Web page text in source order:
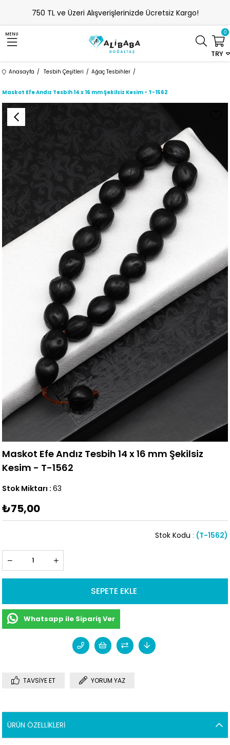
750 TL ve Üzeri Alışverişlerinizde Ücretsiz Kargo!
MENU
TRY
0
Anasayfa Tesbih Çeşitleri Ağaç Tesbihler
Maskot Efe Andız Tesbih 14 x 16 mm Şekilsiz Kesim - T-1562
Maskot Efe Andız Tesbih 14 x 16 mm Şekilsiz
Kesim - T-1562
Stok Miktarı : 63
₺75,00
(T-1562)
Stok Kodu
Whatsapp ile Sipariş Ver
TAVSIYE ET YORUM YAZ
ÜRÜN ÖZELLIKLERI